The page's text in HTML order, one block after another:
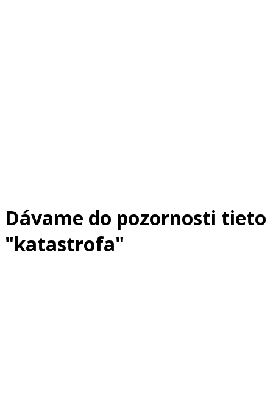
Dávame do pozornosti tieto
"katastrofa"